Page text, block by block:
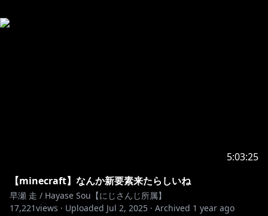
5:03:25
【minecraft】なんか新要素来たらしいね
早瀬 走 / Hayase Sou【にじさんじ所属】
17,221views · Uploaded Jul 2, 2025 · Archived 1 year ago